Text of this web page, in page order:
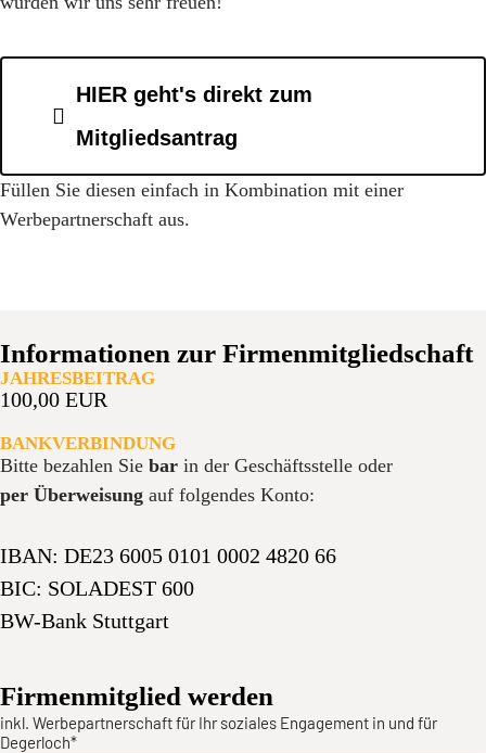
HIER geht's direkt zum
Mitgliedsantrag
Füllen Sie diesen einfach in Kombination mit einer
Werbepartnerschaft aus.
Informationen zur Firmenmitgliedschaft
JAHRESBEITRAG
100,00 EUR
BANKVERBINDUNG
Bitte bezahlen Sie bar in der Geschäftsstelle oder
per Überweisung auf folgendes Konto:
IBAN: DE23 6005 0101 0002 4820 66
BIC: SOLADEST 600
BW-Bank Stuttgart
Firmenmitglied werden
inkl. Werbepartnerschaft für Ihr soziales Engagement in und für
Degerloch*